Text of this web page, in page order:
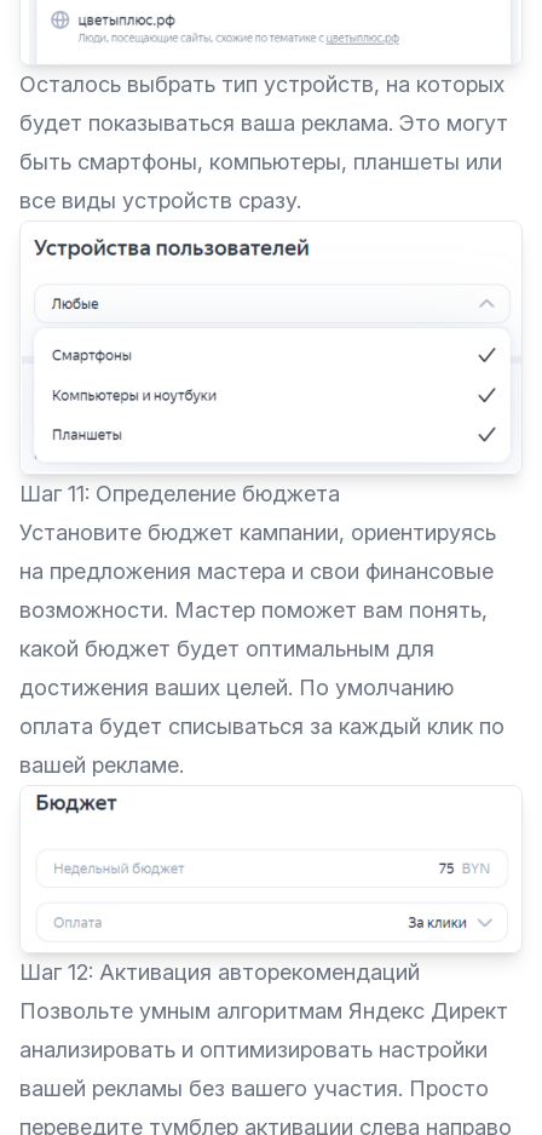
Осталось выбрать тип устройств, на которых
будет показываться ваша реклама. Это могут
быть смартфоны, компьютеры, планшеты или
все виды устройств сразу.
Шаг 11: Определение бюджета
Установите бюджет кампании, ориентируясь
на предложения мастера и свои финансовые
возможности. Мастер поможет вам понять,
какой бюджет будет оптимальным для
достижения ваших целей. По умолчанию
оплата будет списываться за каждый клик по
вашей рекламе.
Шаг 12: Активация авторекомендаций
Позвольте умным алгоритмам Яндекс Директ
анализировать и оптимизировать настройки
вашей рекламы без вашего участия. Просто
переведите тумблер активации слева направо